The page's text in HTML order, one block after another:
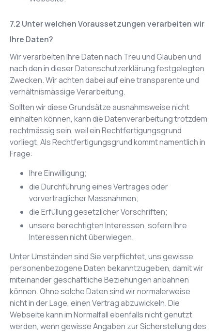
Unter welchen Voraussetzungen verarbeiten wir
Ihre Daten?
Wir verarbeiten Ihre Daten nach Treu und Glauben und
nach den in dieser Datenschutzerklärung festgelegten
Zwecken. Wir achten dabei auf eine transparente und
verhältnismässige Verarbeitung.
Sollten wir diese Grundsätze ausnahmsweise nicht
einhalten können, kann die Datenverarbeitung trotzdem
rechtmässig sein, weil ein Rechtfertigungsgrund
vorliegt. Als Rechtfertigungsgrund kommt namentlich in
Frage:
Ihre Einwilligung;
die Durchführung eines Vertrages oder
vorvertraglicher Massnahmen;
die Erfüllung gesetzlicher Vorschriften;
unsere berechtigten Interessen, sofern Ihre
Interessen nicht überwiegen.
Unter Umständen sind Sie verpflichtet, uns gewisse
personenbezogene Daten bekanntzugeben, damit wir
miteinander geschäftliche Beziehungen anbahnen
können. Ohne solche Daten sind wir normalerweise
nicht in der Lage, einen Vertrag abzuwickeln. Die
Webseite kann im Normalfall ebenfalls nicht genutzt
werden, wenn gewisse Angaben zur Sicherstellung des